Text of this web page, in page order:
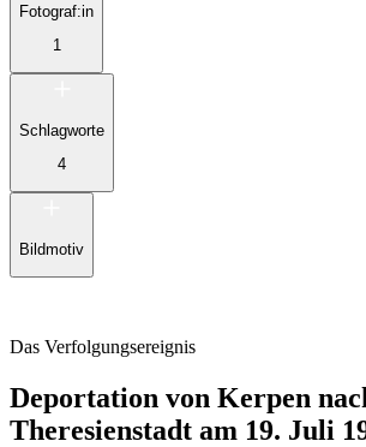
Fotograf:in
1
Schlagworte
4
Bildmotiv
Das Verfolgungsereignis
Deportation von Kerpen
Theresienstadt am 19. Juli